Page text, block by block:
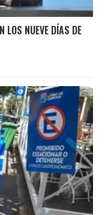
LOS NUEVE DÍAS DE